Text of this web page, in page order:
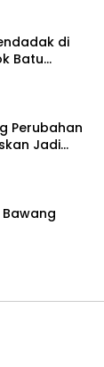
di
Batu
Perubahan
Jadi
dan